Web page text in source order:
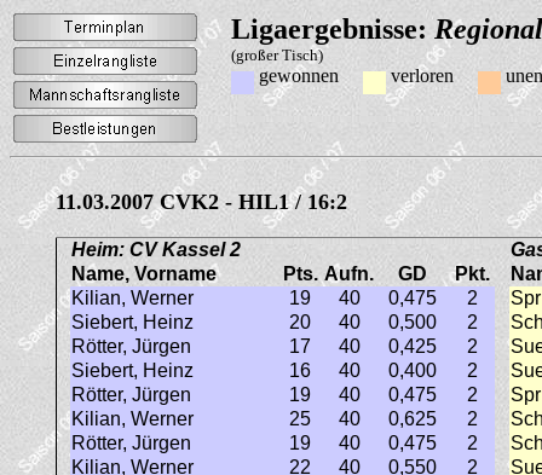
Ligaergebnisse:
(großer Tisch)
gewonnen verloren
11.03.2007 CVK2 - HIL1 / 16:2
Heim: CV Kassel 2
Name, Vorname
Pts. Aufn. GD Pkt.
Kilian, Werner
19 40 0,475 2
Siebert, Heinz
20 40 0,500 2
Rötter, Jürgen
17 40 0,425 2
Siebert, Heinz
16 40 0,400 2
Rötter, Jürgen
19 40 0,475 2
Kilian, Werner
25 40 0,625 2
Rötter, Jürgen
19 40 0,475 2
Kilian, Werner
22 40 0,550 2